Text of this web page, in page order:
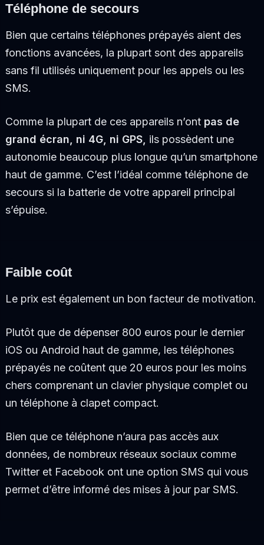
Téléphone de secours
Bien que certains téléphones prépayés aient des
fonctions avancées, la plupart sont des appareils
sans fil utilisés uniquement pour les appels ou les
SMS.
Comme la plupart de ces appareils n’ont pas de
grand écran, ni 4G, ni GPS, ils possèdent une
autonomie beaucoup plus longue qu’un smartphone
haut de gamme. C’est l’idéal comme téléphone de
secours si la batterie de votre appareil principal
s’épuise.
Faible coût
Le prix est également un bon facteur de motivation.
Plutôt que de dépenser 800 euros pour le dernier
iOS ou Android haut de gamme, les téléphones
prépayés ne coûtent que 20 euros pour les moins
chers comprenant un clavier physique complet ou
un téléphone à clapet compact.
Bien que ce téléphone n’aura pas accès aux
données, de nombreux réseaux sociaux comme
Twitter et Facebook ont une option SMS qui vous
permet d’être informé des mises à jour par SMS.